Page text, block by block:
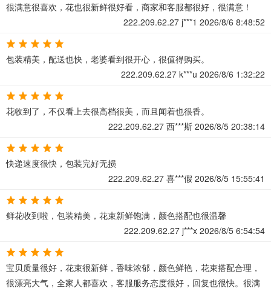
很满意很喜欢，花也很新鲜很好看，商家和客服都很好，很满意！
222.209.62.27 j***1 2026/8/6 8:48:52
包装精美，配送也快，老婆看到很开心，很值得购买。
222.209.62.27 k***u 2026/8/6 1:32:22
花收到了，不仅看上去很高档很美，而且闻着也很香。
222.209.62.27 西***斯 2026/8/5 20:38:14
快递速度很快，包装完好无损
222.209.62.27 喜***假 2026/8/5 15:55:41
鲜花收到啦，包装精美，花束新鲜饱满，颜色搭配也很温馨
222.209.62.27 j***x 2026/8/5 6:54:54
宝贝质量很好，花束很新鲜，香味浓郁，颜色鲜艳，花束搭配合理，
很漂亮大气，全家人都喜欢，客服服务态度很好，回复也很快。很满